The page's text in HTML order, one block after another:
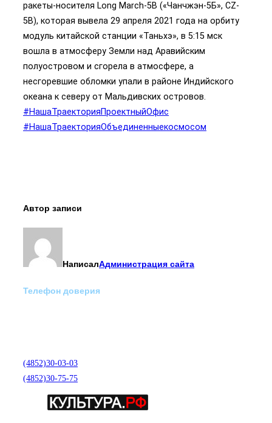
ракеты-носителя Long March-5B («Чанчжэн-5Б», CZ-
5B), которая вывела 29 апреля 2021 года на орбиту
модуль китайской станции «Таньхэ», в 5:15 мск
вошла в атмосферу Земли над Аравийским
полуостровом и сгорела в атмосфере, а
несгоревшие обломки упали в районе Индийского
океана к северу от Мальдивских островов.
#НашаТраекторияПроектныйОфис
#НашаТраекторияОбъединенныекосмосом
Автор записи
НаписалАдминистрация сайта
Телефон доверия
(4852)30-03-03
(4852)30-75-75